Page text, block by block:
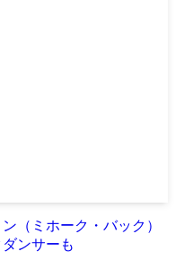
（ミホーク・バック）
ンサーも